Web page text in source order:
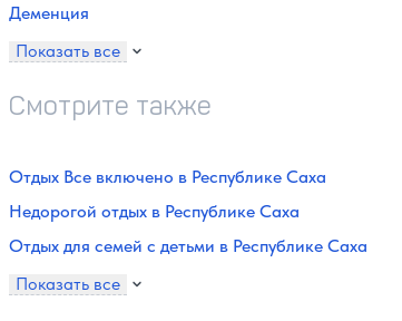
Деменция
Показать все
Смотрите также
Отдых Все включено в Республике Саха
Недорогой отдых в Республике Саха
Отдых для семей с детьми в Республике Саха
Показать все